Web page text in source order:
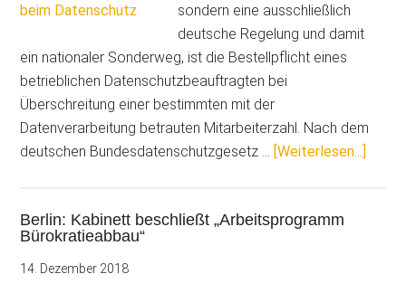
sondern eine ausschließlich
deutsche Regelung und damit
ein nationaler Sonderweg, ist die Bestellpflicht eines
betrieblichen Datenschutzbeauftragten bei
Überschreitung einer bestimmten mit der
Datenverarbeitung betrauten Mitarbeiterzahl. Nach dem
deutschen Bundesdatenschutzgesetz … [Weiterlesen...]
Berlin: Kabinett beschließt „Arbeitsprogramm
Bürokratieabbau“
14. Dezember 2018